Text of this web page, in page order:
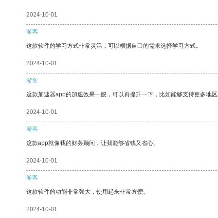
2024-10-01
游客
这款软件的学习方式非常灵活，可以根据自己的需求选择学习方式。
2024-10-01
游客
这款加速器app的加速效果一般，可以再提升一下，比如能够支持更多地区
2024-10-01
游客
这款app就像我的财务顾问，让我能够省钱又省心。
2024-10-01
游客
这款软件的功能非常强大，使用起来非常方便。
2024-10-01